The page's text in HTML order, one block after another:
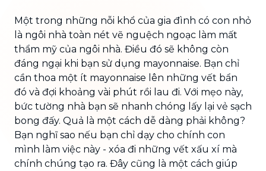
Một trong những nỗi khổ của gia đình có con nhỏ
là ngôi nhà toàn nét vẽ nguệch ngoạc làm mất
thẩm mỹ của ngôi nhà. Điều đó sẽ không còn
đáng ngại khi bạn sử dụng mayonnaise. Bạn chỉ
cần thoa một ít mayonnaise lên những vết bẩn
đó và đợi khoảng vài phút rồi lau đi. Với mẹo này,
bức tường nhà bạn sẽ nhanh chóng lấy lại vẻ sạch
bong đấy. Quả là một cách dễ dàng phải không?
Bạn nghĩ sao nếu bạn chỉ dạy cho chính con
mình làm việc này - xóa đi những vết xấu xí mà
chính chúng tạo ra. Đây cũng là một cách giúp